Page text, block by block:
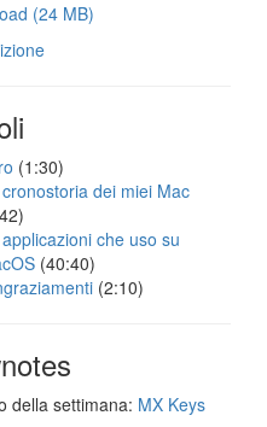
(24 MB)
(1:30)
dei miei Mac
che uso su
(40:40)
(2:10)
della settimana: MX Keys